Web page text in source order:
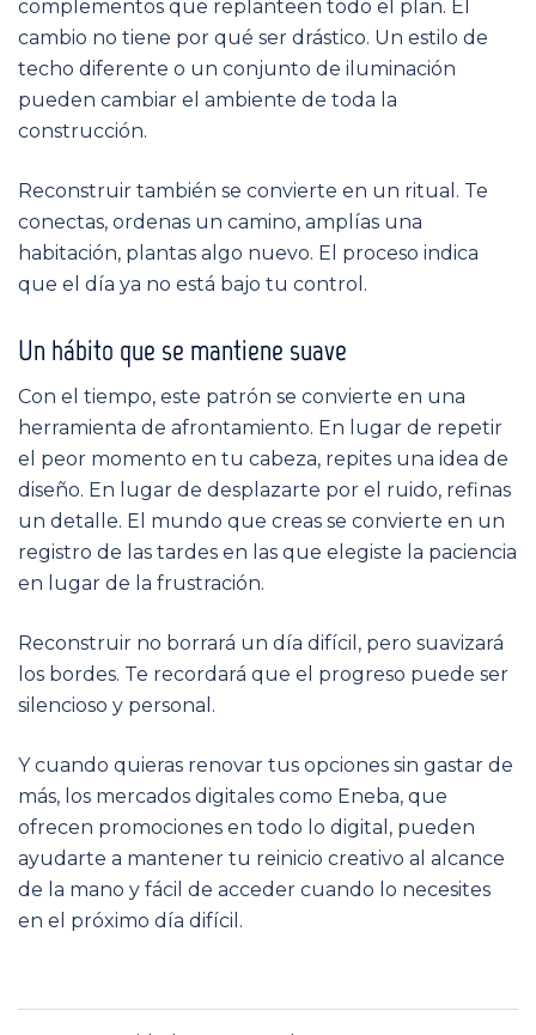
complementos que replanteen todo el plan. El
cambio no tiene por qué ser drástico. Un estilo de
techo diferente o un conjunto de iluminación
pueden cambiar el ambiente de toda la
construcción.
Reconstruir también se convierte en un ritual. Te
conectas, ordenas un camino, amplías una
habitación, plantas algo nuevo. El proceso indica
que el día ya no está bajo tu control.
Un hábito que se mantiene suave
Con el tiempo, este patrón se convierte en una
herramienta de afrontamiento. En lugar de repetir
el peor momento en tu cabeza, repites una idea de
diseño. En lugar de desplazarte por el ruido, refinas
un detalle. El mundo que creas se convierte en un
registro de las tardes en las que elegiste la paciencia
en lugar de la frustración.
Reconstruir no borrará un día difícil, pero suavizará
los bordes. Te recordará que el progreso puede ser
silencioso y personal.
Y cuando quieras renovar tus opciones sin gastar de
más, los mercados digitales como Eneba, que
ofrecen promociones en todo lo digital, pueden
ayudarte a mantener tu reinicio creativo al alcance
de la mano y fácil de acceder cuando lo necesites
en el próximo día difícil.